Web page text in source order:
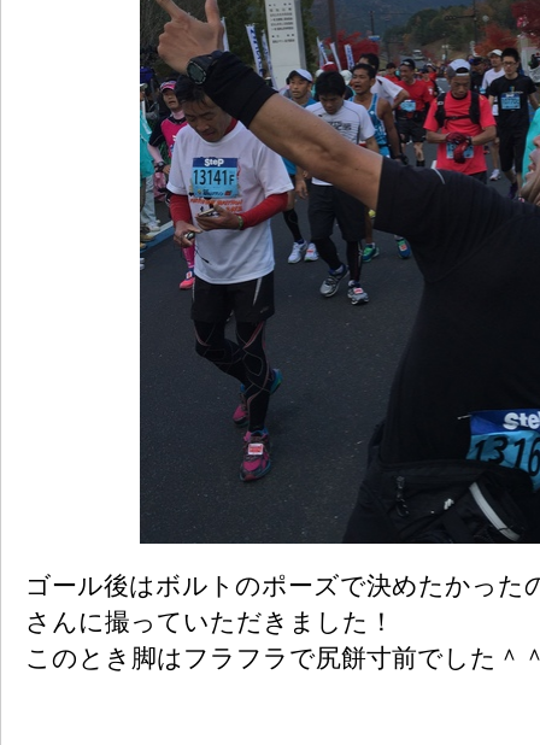
ゴール後はボルトのポーズで決めたかった
さんに撮っていただきました！
このとき脚はフラフラで尻餅寸前でした＾